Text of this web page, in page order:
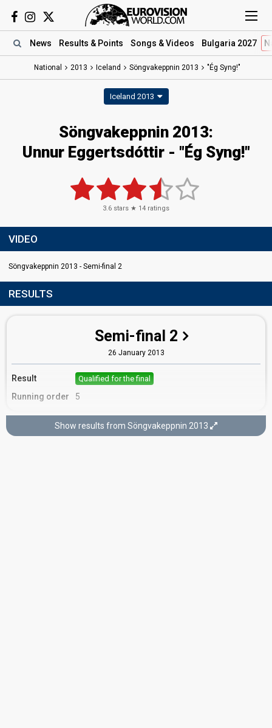
News Results & Points Songs & Videos Bulgaria 2027
National 2013 Iceland Söngvakeppnin 2013 "Ég Syng!"
Iceland 2013
Söngvakeppnin 2013:
Unnur Eggertsdóttir - "Ég Syng!"
3.6 stars ★ 14 ratings
VIDEO
Söngvakeppnin 2013 - Semi-final 2
RESULTS
Semi-final 2
26 January 2013
Result Qualified for the final
Running order 5
Final
Show results from Söngvakeppnin 2013